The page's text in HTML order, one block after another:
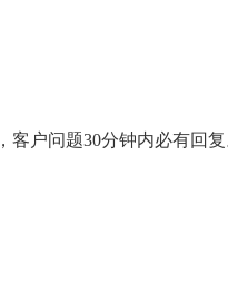
客户问题30分钟内必有回